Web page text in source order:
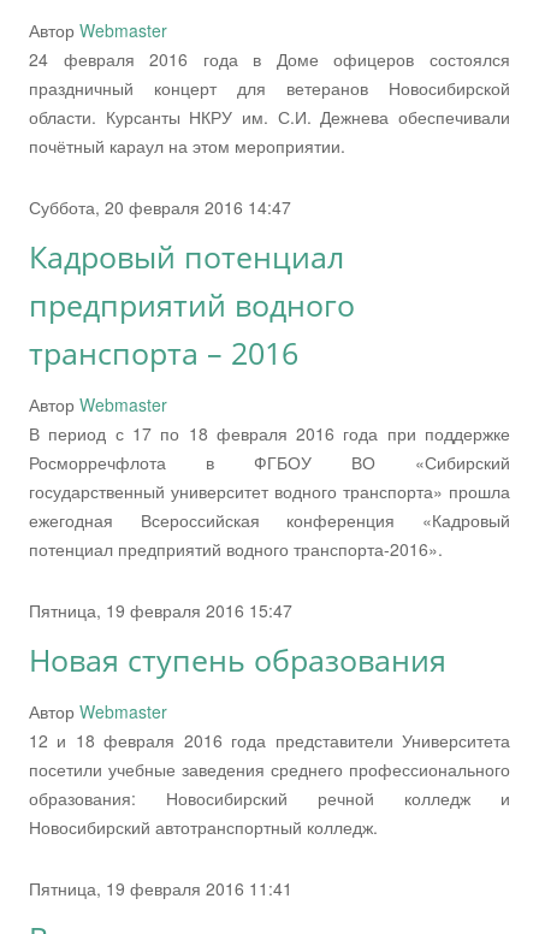
Автор Webmaster
24 февраля 2016 года в Доме офицеров состоялся
праздничный концерт для ветеранов Новосибирской
области. Курсанты НКРУ им. С.И. Дежнева обеспечивали
почётный караул на этом мероприятии.
Суббота, 20 февраля 2016 14:47
Кадровый потенциал
предприятий водного
транспорта – 2016
Автор Webmaster
В период с 17 по 18 февраля 2016 года при поддержке
Росморречфлота в ФГБОУ ВО «Сибирский
государственный университет водного транспорта» прошла
ежегодная Всероссийская конференция «Кадровый
потенциал предприятий водного транспорта-2016».
Пятница, 19 февраля 2016 15:47
Новая ступень образования
Автор Webmaster
12 и 18 февраля 2016 года представители Университета
посетили учебные заведения среднего профессионального
образования: Новосибирский речной колледж и
Новосибирский автотранспортный колледж.
Пятница, 19 февраля 2016 11:41